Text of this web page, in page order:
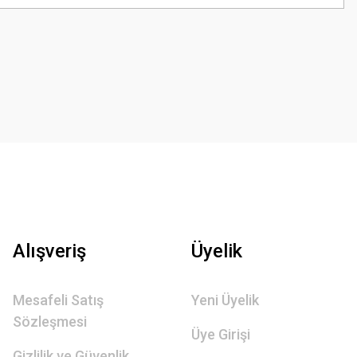
Alışveriş
Mesafeli Satış
Sözleşmesi
Üyelik
Yeni Üyelik
Üye Girişi